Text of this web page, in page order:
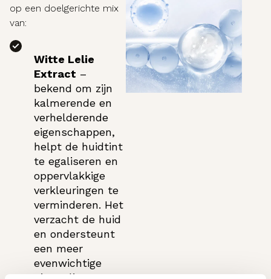
op een doelgerichte mix
van:
Witte Lelie
Extract –
bekend om zijn
kalmerende en
verhelderende
eigenschappen,
helpt de huidtint
te egaliseren en
oppervlakkige
verkleuringen te
verminderen. Het
verzacht de huid
en ondersteunt
een meer
evenwichtige